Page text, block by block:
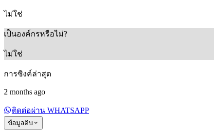
ไม่ใช่
เป็นองค์กรหรือไม่?
ไม่ใช่
การซิงค์ล่าสุด
2 months ago
ติดต่อผ่าน WHATSAPP
ข้อมูลดิบ